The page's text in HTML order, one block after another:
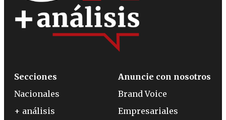
Secciones
Nacionales
+ análisis
Anuncie con nosotros
Brand Voice
Empresariales